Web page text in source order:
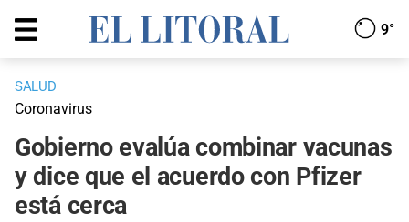
9°
SALUD
Coronavirus
Gobierno evalúa combinar vacunas
y dice que el acuerdo con Pfizer
está cerca